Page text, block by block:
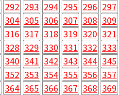
292 293 294 295 296 297
304 305 306 307 308 309
316 317 318 319 320 321
328 329 330 331 332 333
340 341 342 343 344 345
352 353 354 355 356 357
364 365 366 367 368 369